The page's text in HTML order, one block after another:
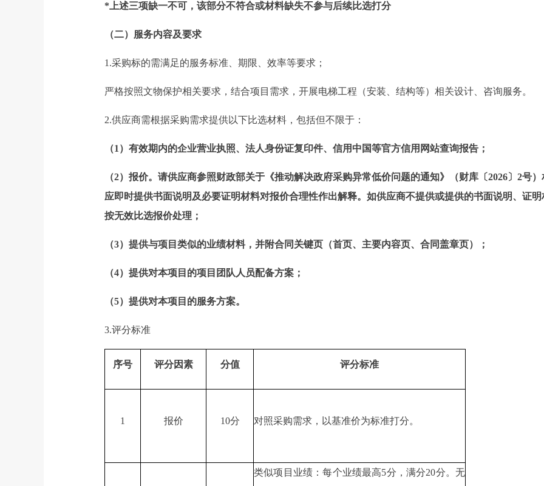
*上述三项缺一不可，该部分不符合或材料缺失不参与后续比选打分
（二）服务内容及要求
1.采购标的需满足的服务标准、期限、效率等要求；
严格按照文物保护相关要求，结合项目需求，开展电梯工程（安装、结构等）相关设计、咨询服务。
2.供应商需根据采购需求提供以下比选材料，包括但不限于：
（1）有效期内的企业营业执照、法人身份证复印件、信用中国等官方信用网站查询报告；
（2）报价。请供应商参照财政部关于《推动解决政府采购异常低价问题的通知》（财库〔2026〕2号
应即时提供书面说明及必要证明材料对报价合理性作出解释。如供应商不提供或提供的书面说明、证
按无效比选报价处理；
（3）提供与项目类似的业绩材料，并附合同关键页（首页、主要内容页、合同盖章页）；
（4）提供对本项目的项目团队人员配备方案；
（5）提供对本项目的服务方案。
3.评分标准
序号 评分因素 分值 评分标准
1 报价 10分 对照采购需求，以基准价为标准打分。
类似项目业绩：每个业绩最高5分，满分20分。无